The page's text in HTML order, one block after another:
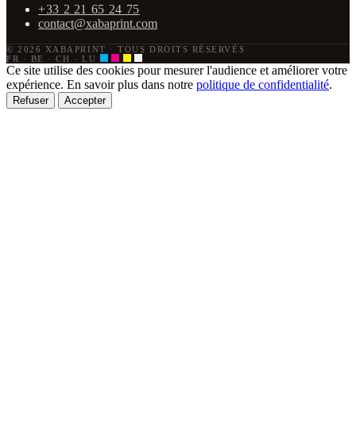
+33 2 21 65 24 75
contact@xabaprint.com
© 2026 XABAPRINT ·
TOUS DROITS RÉSERVÉS
FR · BE · CH · LU
Ce site utilise des cookies pour mesurer l'audience et améliorer votre
expérience. En savoir plus dans notre politique de confidentialité.
Refuser Accepter